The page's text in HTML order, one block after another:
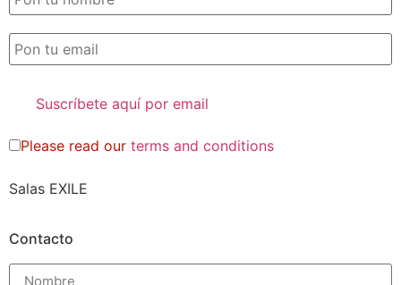
Please read our terms and conditions
Salas EXILE
Contacto